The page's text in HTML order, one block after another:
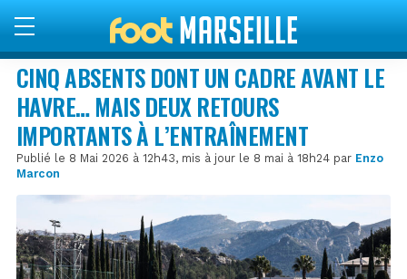
CINQ ABSENTS DONT UN CADRE AVANT LE
HAVRE… MAIS DEUX RETOURS
IMPORTANTS À L’ENTRAÎNEMENT
Publié le 8 Mai 2026 à 12h43, mis à jour le 8 mai à 18h24 par Enzo
Marcon